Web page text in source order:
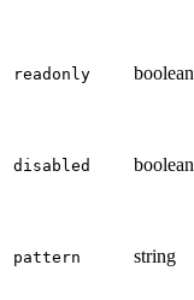
readonly boolean
disabled boolean
pattern string